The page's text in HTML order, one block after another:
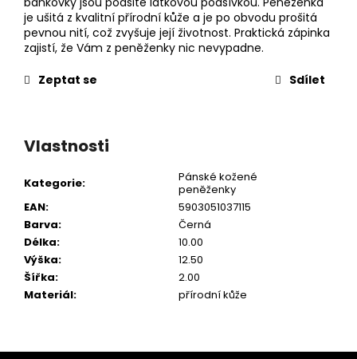
je ušitá z kvalitní přírodní kůže a je po obvodu prošitá
pevnou nití, což zvyšuje její životnost. Praktická zápinka
zajistí, že Vám z peněženky nic nevypadne.
Zeptat se
Sdílet
Vlastnosti
Kategorie:
Pánské kožené
peněženky
EAN:
5903051037115
Barva:
Černá
Délka:
10.00
Výška:
12.50
Šířka:
2.00
Materiál: přírodní kůže